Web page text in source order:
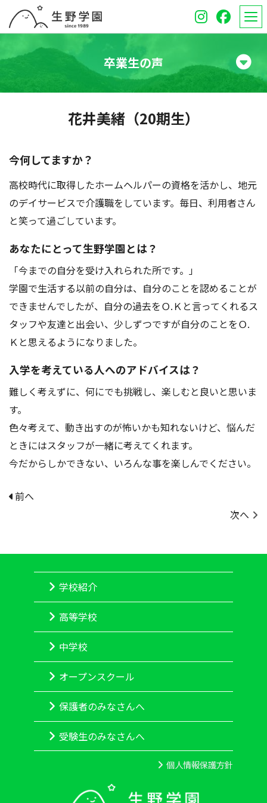
学校紹介
中学校
オープンスクール
保護者のみなさんへ
受験生のみなさんへ
アクセス お問い合わせ
卒業生の声
花井美緒（20期生）
今何してますか？
高校時代に取得したホームヘルパーの資格を活かし、地元
のデイサービスで介護職をしています。毎日、利用者さん
と笑って過ごしています。
あなたにとって生野学園とは？
「今までの自分を受け入れられた所です。」
学園で生活する以前の自分は、自分のことを認めることが
できませんでしたが、自分の過去をＯ.Ｋと言ってくれるス
タッフや友達と出会い、少しずつですが自分のことをＯ.
Ｋと思えるようになりました。
入学を考えている人へのアドバイスは？
難しく考えずに、何にでも挑戦し、楽しむと良いと思いま
す。
色々考えて、動き出すのが怖いかも知れないけど、悩んだ
ときにはスタッフが一緒に考えてくれます。
今だからしかできない、いろんな事を楽しんでください。
前へ
次へ
学校紹介
高等学校
中学校
オープンスクール
保護者のみなさんへ
受験生のみなさんへ
個人情報保護方針